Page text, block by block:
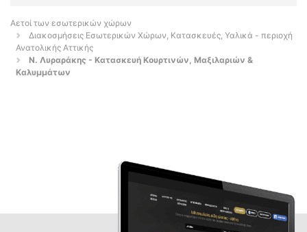
Αετοί των εσωτερικών χώρων
Διακοσμήσεις Εσωτερικών Χώρων, Κατασκευές, Υαλικά - περιοχή
Ανατολικής Αττικής
Ν. Λυραράκης - Κατασκευή Κουρτινών, Μαξιλαριών &
Καλυμμάτων